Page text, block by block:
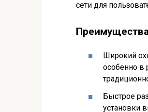
сети для
Широкий
особенно в
Быстрое
установки